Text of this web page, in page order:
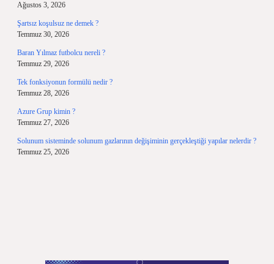
Ağustos 3, 2026
Şartsız koşulsuz ne demek ?
Temmuz 30, 2026
Baran Yılmaz futbolcu nereli ?
Temmuz 29, 2026
Tek fonksiyonun formülü nedir ?
Temmuz 28, 2026
Azure Grup kimin ?
Temmuz 27, 2026
Solunum sisteminde solunum gazlarının değişiminin gerçekleştiği yapılar nelerdir ?
Temmuz 25, 2026